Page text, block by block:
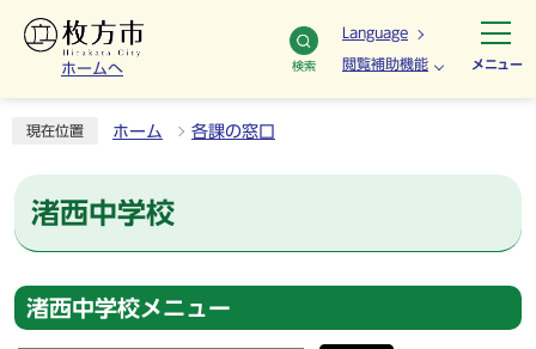
ホームへ 検索
Language
閲覧補助機能 メニュー
現在位置 ホーム 各課の窓口
渚西中学校
渚西中学校メニュー